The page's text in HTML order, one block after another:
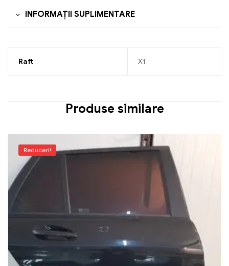
INFORMAȚII SUPLIMENTARE
Raft X1
Produse similare
Reduceri!